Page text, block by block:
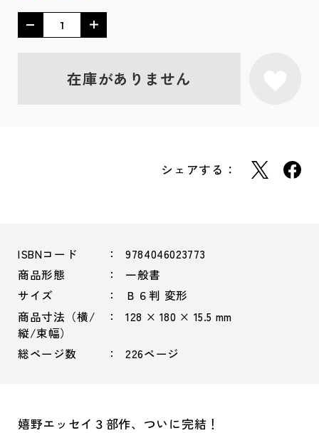
在庫がありません
シェアする：
ISBNコード
9784046023773
商品形態
一般書
サイズ
Ｂ６判 変形
商品寸法（横/
縦/束幅）
128 × 180 × 15.5 mm
総ページ数 226ページ
嬉野エッセイ３部作、ついに完結！